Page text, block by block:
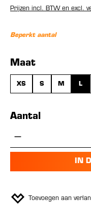
Prijzen incl. BTW en excl.
Beperkt aantal
Selecteer
Maat
XS S M L
Aantal
IN
Toevoegen aan